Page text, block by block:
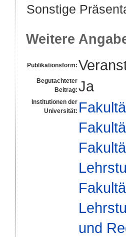
Sonstige
Weitere
Publikationsform:
Begutachteter
Beitrag: Ja
Institutionen der
Universität:
und